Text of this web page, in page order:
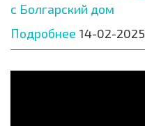
с Болгарский дом
Подробнее 14-02-2025